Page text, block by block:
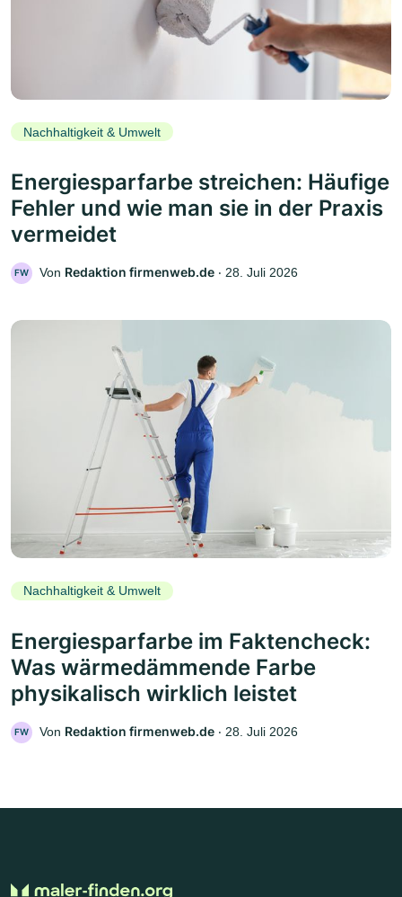
Nachhaltigkeit & Umwelt
Energiesparfarbe streichen: Häufige
Fehler und wie man sie in der Praxis
vermeidet
FW Von Redaktion firmenweb.de ‧ 28. Juli 2026
Nachhaltigkeit & Umwelt
Energiesparfarbe im Faktencheck:
Was wärmedämmende Farbe
physikalisch wirklich leistet
FW Von Redaktion firmenweb.de ‧ 28. Juli 2026